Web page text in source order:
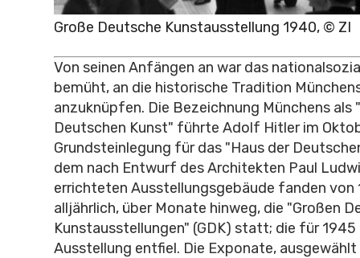
Große Deutsche Kunstausstellung 1940, © ZI
Von seinen Anfängen an war das
bemüht, an die historische Tradition
anzuknüpfen. Die Bezeichnung Münchens
Deutschen Kunst" führte Adolf Hitler im
Grundsteinlegung für das "Haus der
dem nach Entwurf des Architekten Paul
errichteten Ausstellungsgebäude fanden von
alljährlich, über Monate hinweg, die "Großen
Kunstausstellungen" (GDK) statt; die für
Ausstellung entfiel. Die Exponate,